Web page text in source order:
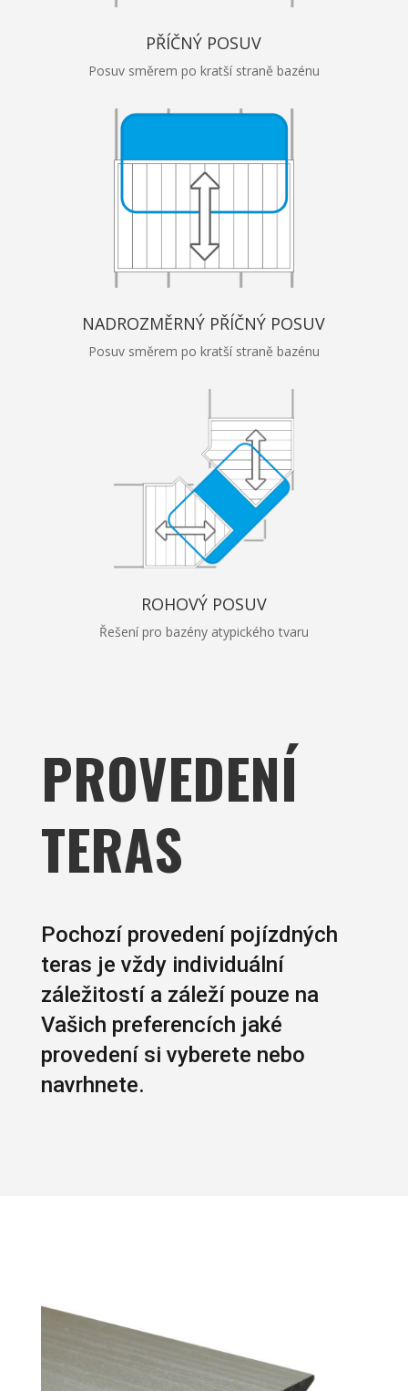
PŘÍČNÝ POSUV
Posuv směrem po kratší straně bazénu
NADROZMĚRNÝ PŘÍČNÝ POSUV
Posuv směrem po kratší straně bazénu
ROHOVÝ POSUV
Řešení pro bazény atypického tvaru
PROVEDENÍ
TERAS
Pochozí provedení pojízdných
teras je vždy individuální
záležitostí a záleží pouze na
Vašich preferencích jaké
provedení si vyberete nebo
navrhnete.